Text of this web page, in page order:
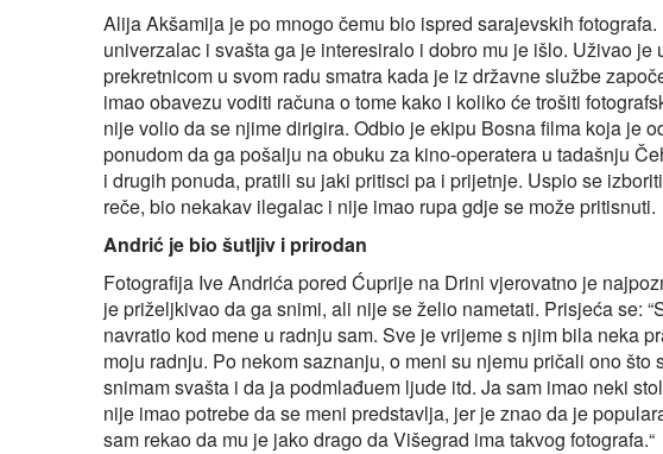
Alija Akšamija je po mnogo čemu bio ispred sarajevskih
univerzalac i svašta ga je interesiralo i dobro mu je išlo. Uživao
prekretnicom u svom radu smatra kada je iz državne službe
imao obavezu voditi računa o tome kako i koliko će trošiti
nije volio da se njime dirigira. Odbio je ekipu Bosna filma koja je
ponudom da ga pošalju na obuku za kino-operatera u tadašnju
i drugih ponuda, pratili su jaki pritisci pa i prijetnje. Uspio se
reče, bio nekakav ilegalac i nije imao rupa gdje se može pritisnuti.
Andrić je bio šutljiv i prirodan
Fotografija Ive Andrića pored Ćuprije na Drini vjerovatno je
je priželjkivao da ga snimi, ali nije se želio nametati. Prisjeća se:
navratio kod mene u radnju sam. Sve je vrijeme s njim bila neka
moju radnju. Po nekom saznanju, o meni su njemu pričali ono što
snimam svašta i da ja podmlađuem ljude itd. Ja sam imao neki
nije imao potrebe da se meni predstavlja, jer je znao da je
sam rekao da mu je jako drago da Višegrad ima takvog fotografa.“